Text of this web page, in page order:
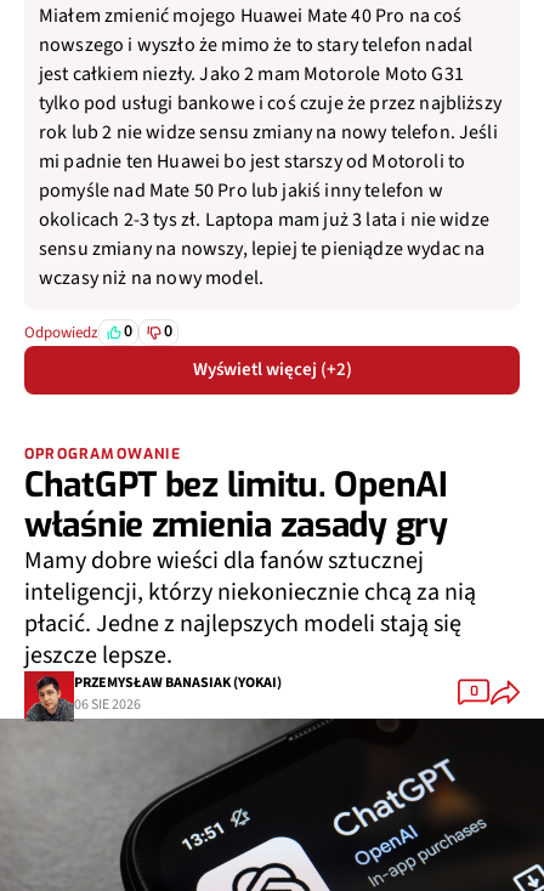
Miałem zmienić mojego Huawei Mate 40 Pro na coś
nowszego i wyszło że mimo że to stary telefon nadal
jest całkiem niezły. Jako 2 mam Motorole Moto G31
tylko pod usługi bankowe i coś czuje że przez najbliższy
rok lub 2 nie widze sensu zmiany na nowy telefon. Jeśli
mi padnie ten Huawei bo jest starszy od Motoroli to
pomyśle nad Mate 50 Pro lub jakiś inny telefon w
okolicach 2-3 tys zł. Laptopa mam już 3 lata i nie widze
sensu zmiany na nowszy, lepiej te pieniądze wydac na
wczasy niż na nowy model.
Odpowiedz 0 0
Wyświetl więcej (+2)
OPROGRAMOWANIE
ChatGPT bez limitu. OpenAI
właśnie zmienia zasady gry
Mamy dobre wieści dla fanów sztucznej
inteligencji, którzy niekoniecznie chcą za nią
płacić. Jedne z najlepszych modeli stają się
jeszcze lepsze.
PRZEMYSŁAW BANASIAK (YOKAI)
06 SIE 2026
0